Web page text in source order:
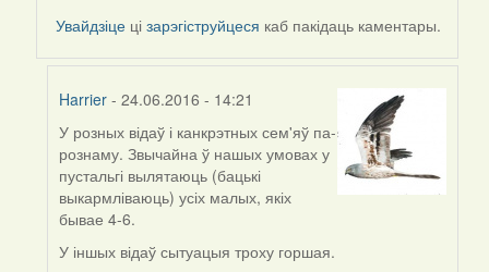
Увайдзіце цізарэгіструйцеся каб пакідаць каментары.
Harrier- 24.06.2016 - 14:21
In
reply
to
by
Viachaslav
Gruzdov
У розных відаў і канкрэтных сем'яў па-
рознаму. Звычайна ў нашых умовах у
пустальгі вылятаюць (бацькі
выкармліваюць) усіх малых, якіх
бывае 4-6.
У іншых відаў сытуацыя троху горшая.